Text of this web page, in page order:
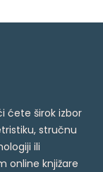
ćete širok izbor
stručnu
ili
online knjižare